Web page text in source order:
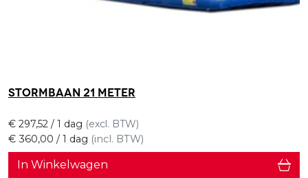
Stormbaan 21 meter
€ 360,00 / 1 dag (incl. BTW)
€ 297,52 / 1 dag (excl. BTW)
In Winkelwagen